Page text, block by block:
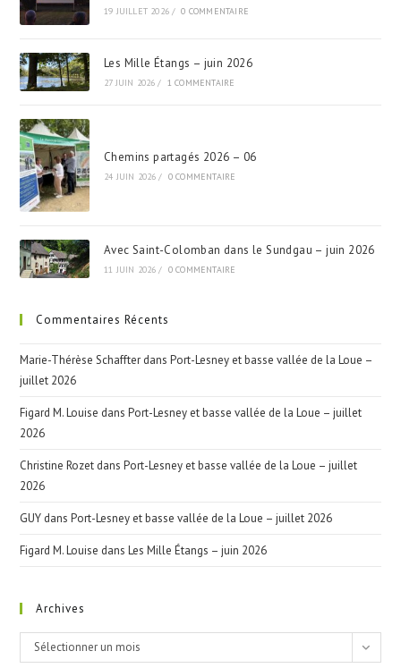
19 JUILLET 2026 / 0 COMMENTAIRE
Les Mille Étangs – juin 2026
27 JUIN 2026 / 1 COMMENTAIRE
Chemins partagés 2026 – 06
24 JUIN 2026 / 0 COMMENTAIRE
Avec Saint-Colomban dans le Sundgau – juin 2026
11 JUIN 2026 / 0 COMMENTAIRE
Commentaires Récents
Marie-Thérèse Schaffter dansPort-Lesney et basse vallée de la Loue –
juillet 2026
Figard M. Louise dansPort-Lesney et basse vallée de la Loue – juillet
2026
Christine Rozet dansPort-Lesney et basse vallée de la Loue – juillet
2026
GUY dansPort-Lesney et basse vallée de la Loue – juillet 2026
Figard M. Louise dansLes Mille Étangs – juin 2026
Archives
Archives
Sélectionner un mois